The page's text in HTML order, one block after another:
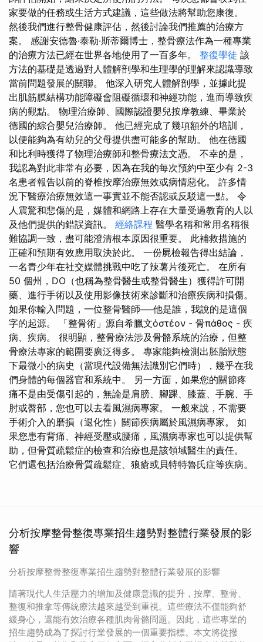
家要做的任務或生活方式建議，這些做法將幫助您康復。
然後我們進行整骨健康評估，然後討論我們推薦的治療方
案。 感謝安德魯·泰勒·斯蒂爾博士，整骨療法作為一種專業
的治療方法已經在世界各地使用了一百多年。 整復學徒 該
方法的基礎是透過對人體解剖學和生理學的理解來認識導致
當前問題發展的關聯。 他深入研究人體解剖學，並據此提
出肌筋膜結構功能障礙會阻礙循環和神經功能，進而導致疾
病的觀點。 物理治療師、國際認證嬰兒按摩教練、畢業於
德國的綜合嬰兒治療師。 他已經完成了幾項額外的培訓，
以便能夠為有幼兒的父母提供盡可能多的幫助。 他在德國
和比利時獲得了物理治療師和整骨療法文憑。 不幸的是，
我認為對此非常有必要，因為在我的每次預約中至少有 2-3
名患者報告以前的脊椎按摩治療無效或病情惡化。 許多情
況下醫療治療無效這一事實並不能否認或反駁這一點。 令
人震驚和悲傷的是，媒體和網路上存在大量受過教育的人以
及他們提供的錯誤資訊。 經絡課程 醫學名稱和常用名稱很
難協調一致，盡可能澄清根本原因很重要。 此補救措施的
正確和預期有效應用取決於此。 一份屍檢報告得出結論，
一名青少年在社交媒體挑戰中吃了辣薯片後死亡。 在所有
50 個州，DO（也稱為整骨醫生或整骨醫生）獲得許可開
藥、進行手術以及使用影像技術來診斷和治療疾病和損傷。
如果你輸入問題，一位整骨醫師──他是誰，我說的是這個
字的起源。 「整骨術」源自希臘文ὀστέον - 骨πάθος - 疾
病、疾病。 很明顯，整骨療法涉及骨骼系統的治療，但整
骨療法專家的範圍要廣泛得多。 專家能夠檢測出胚胎狀態
下最微小的病史（當現代設備無法識別它們時），幾乎在我
們身體的每個器官和系統中。 另一方面，如果您的關節疼
痛不是由受傷引起的，無論是肩膀、腳踝、膝蓋、手腕、手
肘或臀部，您也可以去看風濕病專家。 一般來說，不需要
手術介入的磨損（退化性）關節疾病屬於風濕病專家。 如
果您患有背痛、神經受壓或腰痛，風濕病專家也可以提供幫
助，但骨質疏鬆症的檢查和治療也是該領域醫生的責任。
它們還包括治療骨質疏鬆症、狼瘡或貝特特魯氏症等疾病。
分析按摩整骨整復專業招生趨勢對整體行業發展的影
響
分析按摩整骨整復專業招生趨勢對整體行業發展的影響
隨著現代人生活壓力的增加及健康意識的提升，按摩、整骨、
整復和推拿等傳統療法越來越受到重視。這些療法不僅能夠舒
緩身心，還能有效治療各種肌肉骨骼問題。因此，這些專業的
招生趨勢成為了探討行業發展的一個重要指標。本文將從撥